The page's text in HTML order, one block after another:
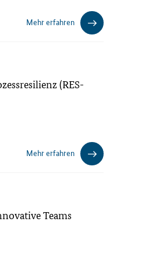
Mehr erfahren
(RES-
Mehr erfahren
Teams